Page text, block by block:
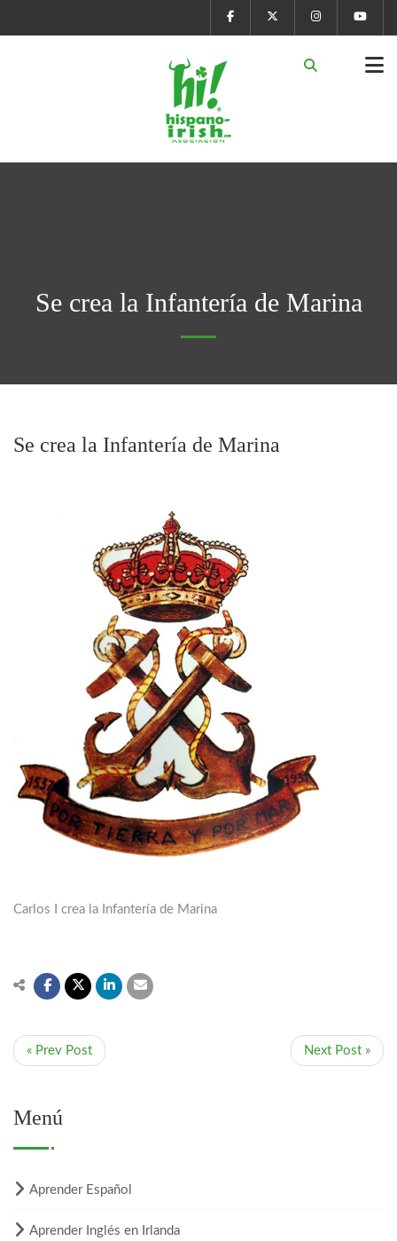
Se crea la Infantería de Marina
Se crea la Infantería de Marina
Carlos I crea la Infantería de Marina
« Prev Post Next Post »
Menú
Aprender Español
Aprender Inglés en Irlanda